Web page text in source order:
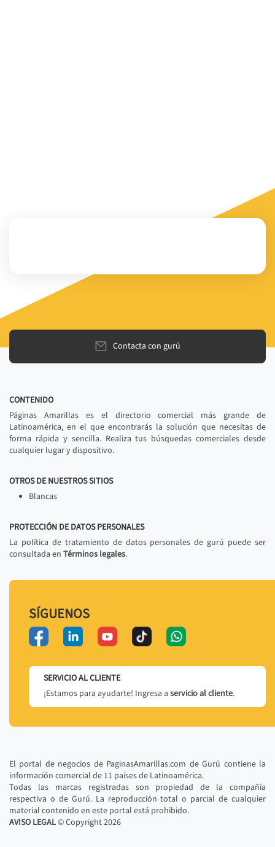
Contacta con gurú
CONTENIDO
Páginas Amarillas es el directorio comercial más grande de
Latinoamérica, en el que encontrarás la solución que necesitas de
forma rápida y sencilla. Realiza tus búsquedas comerciales desde
cualquier lugar y dispositivo.
OTROS DE NUESTROS SITIOS
Blancas
PROTECCIÓN DE DATOS PERSONALES
La política de tratamiento de datos personales de gurú puede ser
consultada en Términos legales.
SÍGUENOS
SERVICIO AL CLIENTE
¡Estamos para ayudarte! Ingresa a servicio al cliente.
El portal de negocios de PaginasAmarillas.com de Gurú contiene la
información comercial de 11 países de Latinoamérica.
Todas las marcas registradas son propiedad de la compañía
respectiva o de Gurú. La reproducción total o parcial de cualquier
material contenido en este portal está prohibido.
AVISO LEGAL© Copyright2026